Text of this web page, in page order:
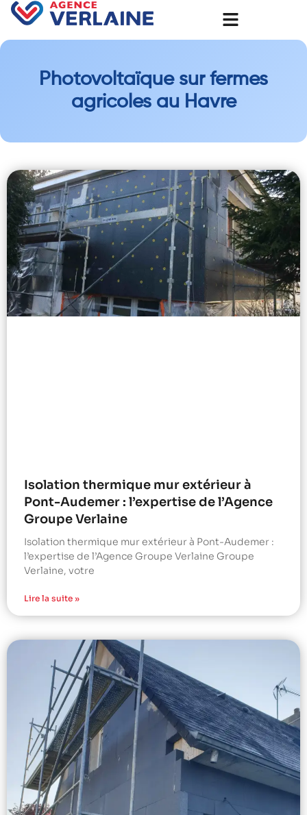
Photovoltaïque sur fermes
agricoles au Havre
Isolation thermique mur extérieur à
Pont-Audemer : l’expertise de l’Agence
Groupe Verlaine
Isolation thermique mur extérieur à Pont-Audemer :
l’expertise de l’Agence Groupe Verlaine Groupe
Verlaine, votre
Lire la suite »